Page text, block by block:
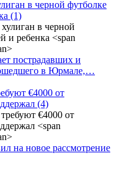
в черной футболке
(1)
пострадавших и
в Юрмале,…
€4000 от
(4)
на новое рассмотрение